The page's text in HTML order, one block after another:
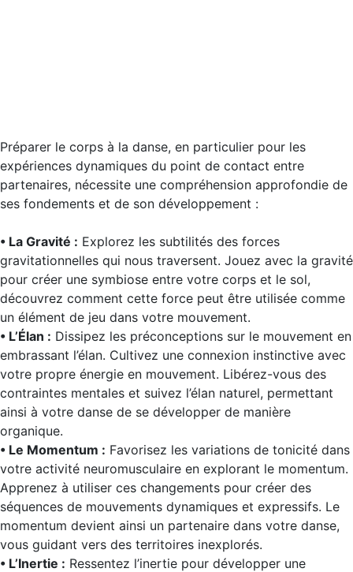
Préparer le corps à la danse, en particulier pour les
expériences dynamiques du point de contact entre
partenaires, nécessite une compréhension approfondie de
ses fondements et de son développement :
• La Gravité : Explorez les subtilités des forces
gravitationnelles qui nous traversent. Jouez avec la gravité
pour créer une symbiose entre votre corps et le sol,
découvrez comment cette force peut être utilisée comme
un élément de jeu dans votre mouvement.
• L’Élan : Dissipez les préconceptions sur le mouvement en
embrassant l’élan. Cultivez une connexion instinctive avec
votre propre énergie en mouvement. Libérez-vous des
contraintes mentales et suivez l’élan naturel, permettant
ainsi à votre danse de se développer de manière
organique.
• Le Momentum : Favorisez les variations de tonicité dans
votre activité neuromusculaire en explorant le momentum.
Apprenez à utiliser ces changements pour créer des
séquences de mouvements dynamiques et expressifs. Le
momentum devient ainsi un partenaire dans votre danse,
vous guidant vers des territoires inexplorés.
• L’Inertie : Ressentez l’inertie pour développer une